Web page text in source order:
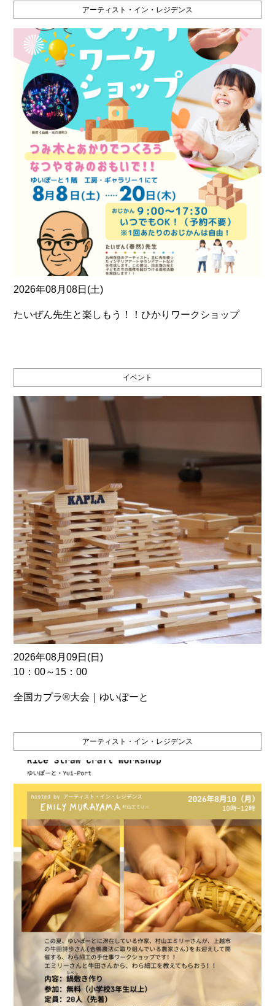
アーティスト・イン・レジデンス
2026年08月08日(土)
たいぜん先生と楽しもう！！ひかりワークショップ
イベント
2026年08月09日(日)
10：00～15：00
全国カプラ®大会｜ゆいぽーと
アーティスト・イン・レジデンス